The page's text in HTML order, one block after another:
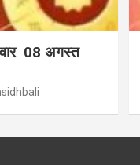
08 अगस्त